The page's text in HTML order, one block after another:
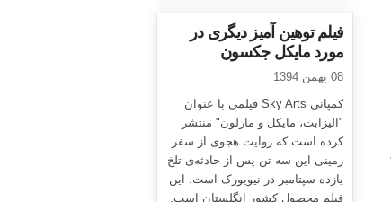
فیلم توهین آمیز دیگری در
مورد مایکل جکسون
08 بهمن 1394
کمپانی Sky Arts فیلمی با عنوان
"الیزابت، مایکل و مارلون" منتشر
کرده است که روایت هجوی از سفر
زمینی این سه تن پس از حادثه‌ی تلخ
یازده سپتامبر در نیویورک است. این
فیلم محصول کشور انگلستان است.